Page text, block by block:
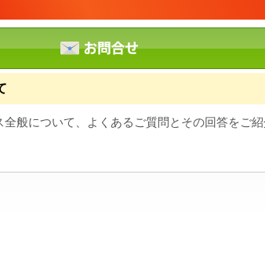
般について、よくあるご質問とその回答をご
ターの特徴